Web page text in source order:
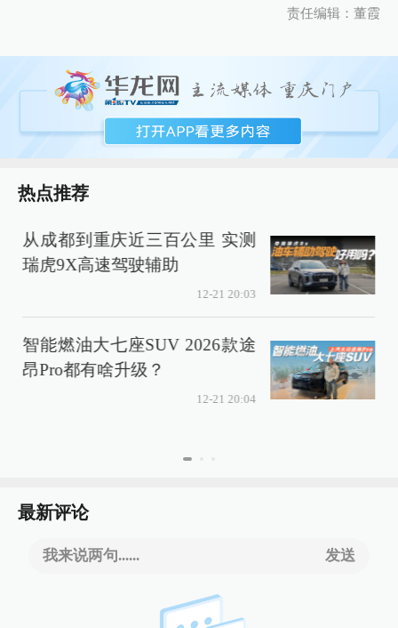
责任编辑：董霞
热点推荐
从成都到重庆近三百公里 实测
瑞虎9X高速驾驶辅助
12-21 20:03
智能燃油大七座SUV 2026款途
昂Pro都有啥升级？
12-21 20:04
最新评论
我来说两句...... 发送